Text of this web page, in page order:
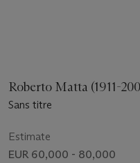
Roberto Matta (1911-
Sans titre
Estimate
EUR 60,000 - 80,000